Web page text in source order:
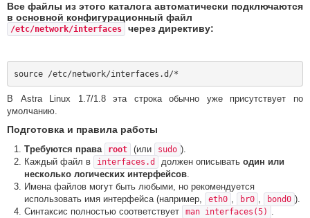
Все файлы из этого каталога автоматически подключаются
в основной конфигурационный файл
/etc/network/interfaces через директиву:
В Astra Linux 1.7/1.8 эта строка обычно уже присутствует по
умолчанию.
Подготовка и правила работы
Требуются права root (или sudo ).
Каждый файл в
interfaces.d должен описывать один или
несколько логических интерфейсов.
Имена файлов могут быть любыми, но рекомендуется
использовать имя интерфейса (например,
eth0 , br0 , bond0 ).
Синтаксис полностью соответствует
man interfaces(5) .